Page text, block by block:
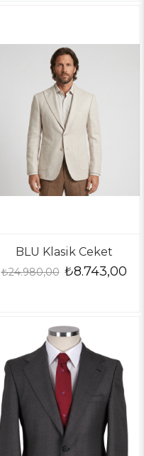
BLU Klasik Ceket
₺8.743,00
₺24.980,00